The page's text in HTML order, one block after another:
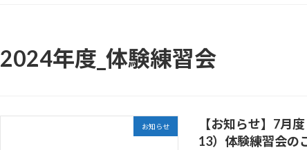
2024年度_体験練習会
お知らせ
【お知らせ】7月
13）体験練習会の